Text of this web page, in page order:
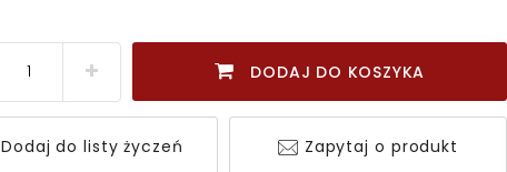
DODAJ DO KOSZYKA
Dodaj do listy życzeń Zapytaj o produkt